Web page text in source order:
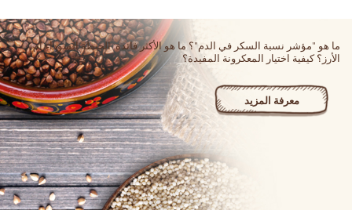
ما هو "مؤشر نسبة السكر في الدم"؟ ما هو الأكثر فائدة: الحنطة السوداء أم
الأرز؟ كيفية اختيار المعكرونة المفيدة؟
معرفة المزيد